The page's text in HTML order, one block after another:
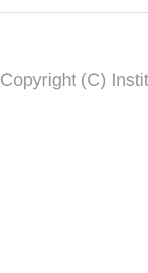
Copyright (C)